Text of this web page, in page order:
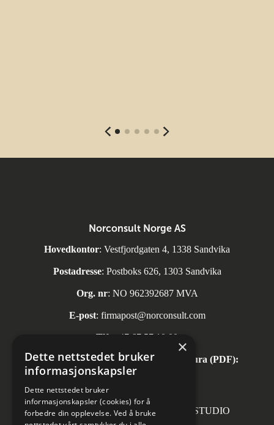
Norconsult Norge AS
Hovedkontor: Vestfjordgaten 4, 1338 Sandvika
Postadresse: Postboks 626, 1303 Sandvika
Org. nr: NO 962392687 MVA
E-post: firmapost@norconsult.com
Tlf: +47 67 57 10 00
Automatisk mottak av inngående faktura (PDF):
invoice.no@norconsult.com
Forsidefoto: RASMUS HJORTSHOJ STUDIO
×
Dette nettstedet bruker
informasjonskapsler
Dette nettstedet bruker
informasjonskapsler (cookies) for å
forbedre din opplevelse. Ved å bruke